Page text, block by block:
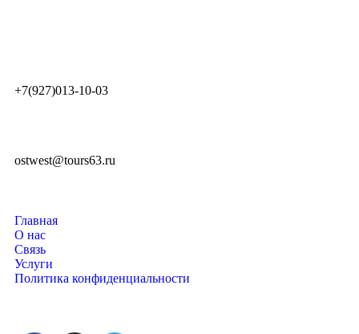
+7(927)013-10-03
ostwest@tours63.ru
Главная
О нас
Связь
Услуги
Политика конфиденциальности